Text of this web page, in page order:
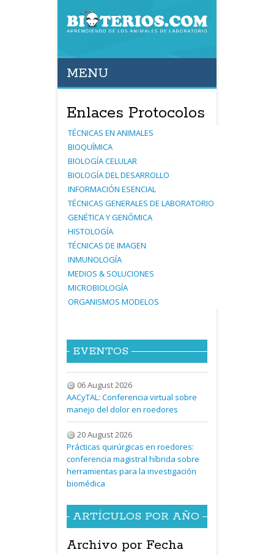
MENU
Enlaces Protocolos
TÉCNICAS EN ANIMALES
BIOQUÍMICA
BIOLOGÍACELULAR
BIOLOGÍADELDESARROLLO
INFORMACIÓN ESENCIAL
TÉCNICAS GENERALES DE LABORATORIO
GENÉTICAYGENÓMICA
HISTOLOGÍA
TÉCNICAS DE IMAGEN
INMUNOLOGÍA
MEDIOS & SOLUCIONES
MICROBIOLOGÍA
ORGANISMOS MODELOS
EVENTOS
06 August 2026
AACyTAL: Conferencia virtual sobre
manejo del dolor en roedores
20 August 2026
Prácticas quirúrgicas en roedores:
conferencia magistral híbrida sobre
herramientas para la investigación
biomédica
ARTÍCULOS POR AÑO
Archivo por Fecha